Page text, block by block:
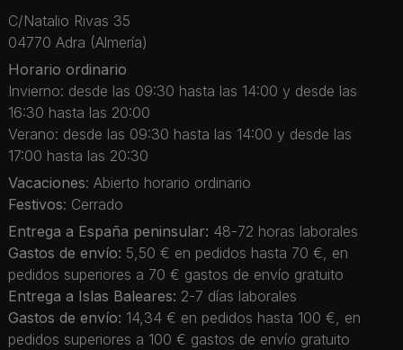
C/Natalio Rivas 35
04770 Adra (Almería)
Horario ordinario
Invierno: desde las 09:30 hasta las 14:00 y desde las
16:30 hasta las 20:00
Verano: desde las 09:30 hasta las 14:00 y desde las
17:00 hasta las 20:30
Vacaciones: Abierto horario ordinario
Festivos: Cerrado
Entrega a España peninsular: 48-72 horas laborales
Gastos de envío: 5,50 € en pedidos hasta 70 €, en
pedidos superiores a 70 € gastos de envío gratuito
Entrega a Islas Baleares: 2-7 días laborales
Gastos de envío: 14,34 € en pedidos hasta 100 €, en
pedidos superiores a 100 € gastos de envío gratuito